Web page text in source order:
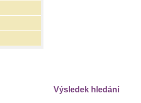
Výsledek hledání